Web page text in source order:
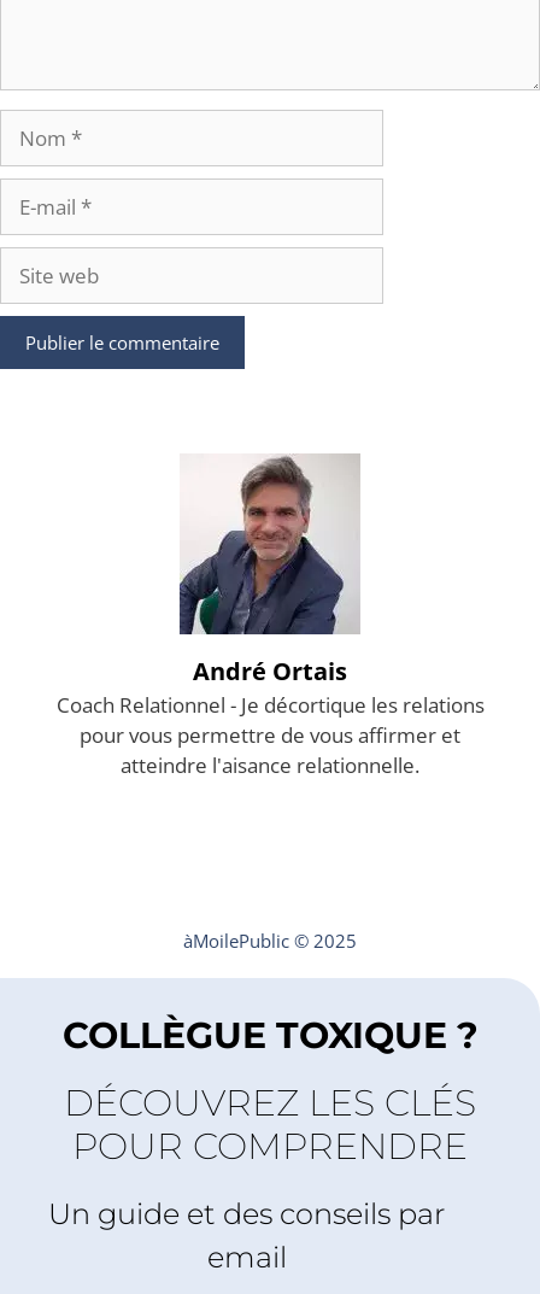
mail
Site
web
André Ortais
Coach Relationnel - Je décortique les relations
pour vous permettre de vous affirmer et
atteindre l'aisance relationnelle.
àMoilePublic © 2025
COLLÈGUE TOXIQUE ?
DÉCOUVREZ LES CLÉS
POUR COMPRENDRE
Un guide et des conseils par
email